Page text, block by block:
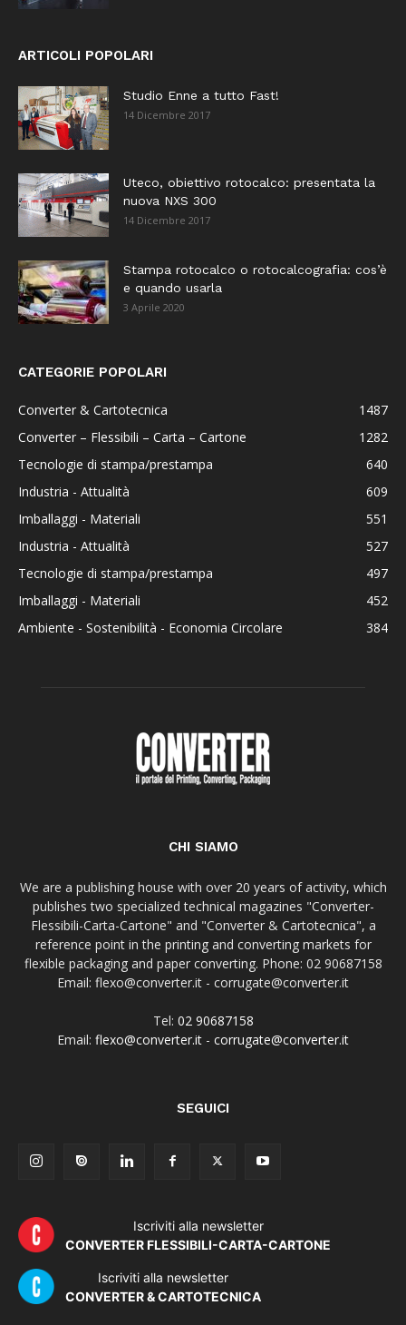
ARTICOLI POPOLARI
Studio Enne a tutto Fast!
14 Dicembre 2017
Uteco, obiettivo rotocalco: presentata la
nuova NXS 300
14 Dicembre 2017
Stampa rotocalco o rotocalcografia: cos’è
e quando usarla
3 Aprile 2020
CATEGORIE POPOLARI
Converter & Cartotecnica
1487
Converter – Flessibili – Carta – Cartone
1282
Tecnologie di stampa/prestampa
640
Industria - Attualità
609
Imballaggi - Materiali
551
Industria - Attualità
527
Tecnologie di stampa/prestampa
497
Imballaggi - Materiali
452
Ambiente - Sostenibilità - Economia Circolare
384
CHI SIAMO
We are a publishing house with over 20 years of activity, which
publishes two specialized technical magazines "Converter-
Flessibili-Carta-Cartone" and "Converter & Cartotecnica", a
reference point in the printing and converting markets for
flexible packaging and paper converting. Phone: 02 90687158
Email: flexo@converter.it - corrugate@converter.it
Tel: 02 90687158
Email: flexo@converter.it - corrugate@converter.it
SEGUICI
Iscriviti alla newsletter
CONVERTER FLESSIBILI-CARTA-CARTONE
Iscriviti alla newsletter
CONVERTER & CARTOTECNICA